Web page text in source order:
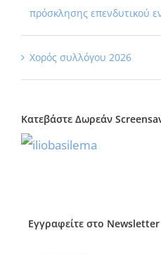
πρόσκλησης επενδυτικού
Χορός συλλόγου 2026
Κατεβάστε Δωρεάν
Εγγραφείτε στο Newsletter